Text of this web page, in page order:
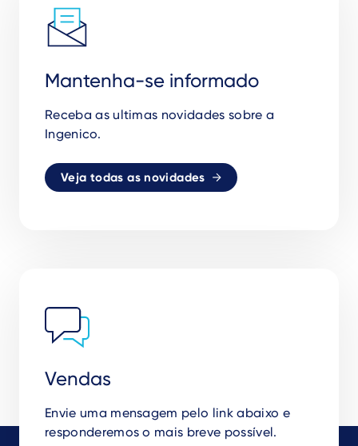
Mantenha-se informado
Receba as ultimas novidades sobre a
Ingenico.
Veja todas as novidades
Vendas
Envie uma mensagem pelo link abaixo e
responderemos o mais breve possível.